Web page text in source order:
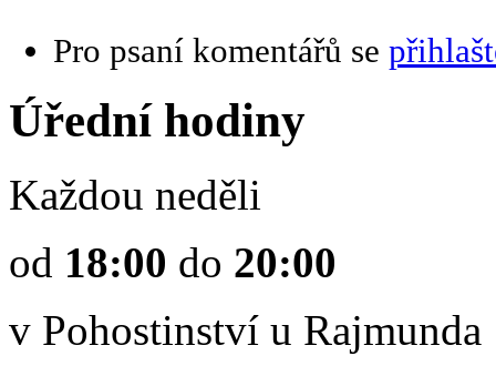
Pro psaní komentářů se
Úřední hodiny
Každou neděli
od 18:00 do 20:00
v Pohostinství u Rajmunda